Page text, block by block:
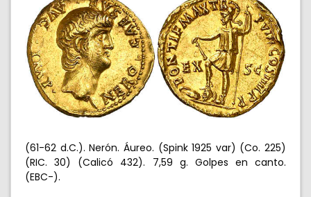
(61-62 d.C.). Nerón. Áureo. (Spink 1925 var) (Co. 225)
(RIC. 30) (Calicó 432). 7,59 g. Golpes en canto.
(EBC-).